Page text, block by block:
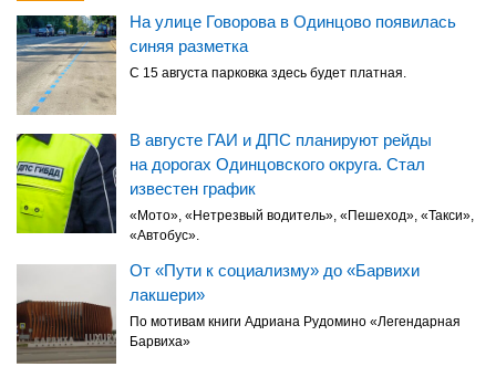
На улице Говорова в Одинцово появилась
синяя разметка
С 15 августа парковка здесь будет платная.
В августе ГАИ и ДПС планируют рейды
на дорогах Одинцовского округа. Стал
известен график
«Мото», «Нетрезвый водитель», «Пешеход», «Такси»,
«Автобус».
От «Пути к социализму» до «Барвихи
лакшери»
По мотивам книги Адриана Рудомино «Легендарная
Барвиха»